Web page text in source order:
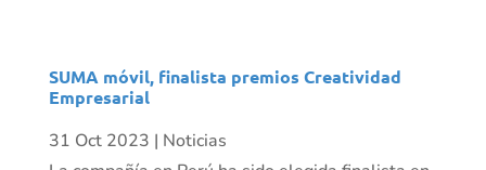
SUMA móvil, finalista premios Creatividad
Empresarial
31 Oct 2023 | Noticias